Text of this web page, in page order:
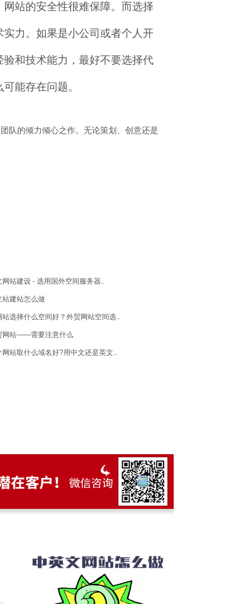
站的安全性很难保障。而选择
力。如果是小公司或者个人开
和技术能力，最好不要选择代
能存在问题。
队的倾力倾心之作。无论策划、创意还是
网站建设 - 选用国外空间服务器..
站建站怎么做
站选择什么空间好？外贸网站空间选..
网站——需要注意什么
网站取什么域名好?用中文还是英文..